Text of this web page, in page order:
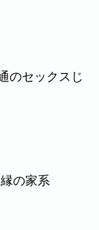
のセックスじ
の家系